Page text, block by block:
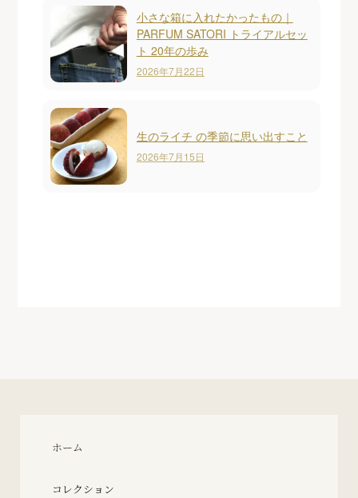
小さな箱に入れたかったもの｜
PARFUM SATORI トライアルセッ
ト 20年の歩み
2026年7月22日
生のライチ の季節に思い出すこと
2026年7月15日
ホーム
コレクション